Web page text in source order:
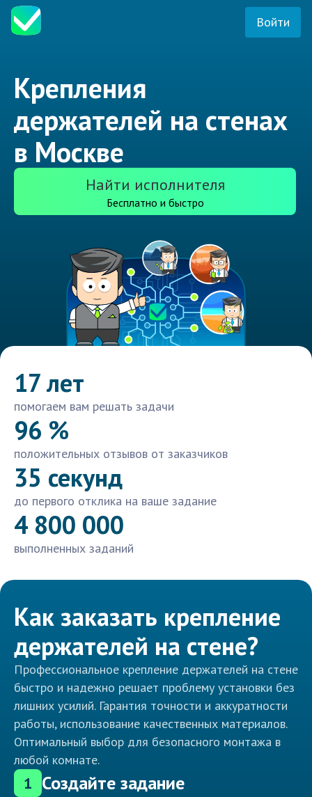
Войти
Крепления
держателей на стенах
в Москве
Найти исполнителя
Бесплатно и быстро
17 лет
помогаем вам решать задачи
96 %
положительных отзывов от заказчиков
35 секунд
до первого отклика на ваше задание
4 800 000
выполненных заданий
Как заказать крепление
держателей на стене?
Профессиональное крепление держателей на стене
быстро и надежно решает проблему установки без
лишних усилий. Гарантия точности и аккуратности
работы, использование качественных материалов.
Оптимальный выбор для безопасного монтажа в
любой комнате.
1 Создайте задание